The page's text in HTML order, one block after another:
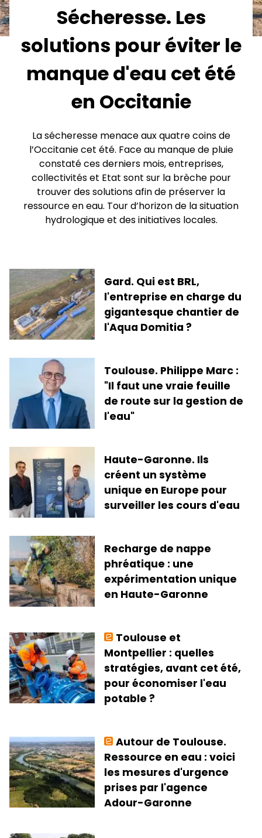
Sécheresse. Les
solutions pour éviter le
manque d'eau cet été
en Occitanie
La sécheresse menace aux quatre coins de
l’Occitanie cet été. Face au manque de pluie
constaté ces derniers mois, entreprises,
collectivités et Etat sont sur la brèche pour
trouver des solutions afin de préserver la
ressource en eau. Tour d’horizon de la situation
hydrologique et des initiatives locales.
Gard. Qui est BRL,
l'entreprise en charge du
gigantesque chantier de
l'Aqua Domitia ?
Toulouse. Philippe Marc :
"Il faut une vraie feuille
de route sur la gestion de
l'eau"
Haute-Garonne. Ils
créent un système
unique en Europe pour
surveiller les cours d'eau
Recharge de nappe
phréatique : une
expérimentation unique
en Haute-Garonne
Toulouse et
Montpellier : quelles
stratégies, avant cet été,
pour économiser l'eau
potable ?
Autour de Toulouse.
Ressource en eau : voici
les mesures d'urgence
prises par l'agence
Adour-Garonne